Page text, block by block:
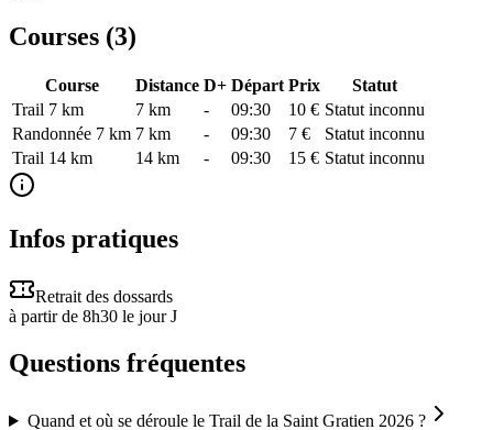
Courses (3)
Course Distance D+ Départ Prix
Statut
Trail 7 km
7 km - 09:30 10 € Statut inconnu
Randonnée 7 km 7 km - 09:30 7 €
Statut inconnu
Trail 14 km
14 km - 09:30 15 € Statut inconnu
Infos pratiques
Retrait des dossards
à partir de 8h30 le jour J
Questions fréquentes
Quand et où se déroule le Trail de la Saint Gratien 2026 ?